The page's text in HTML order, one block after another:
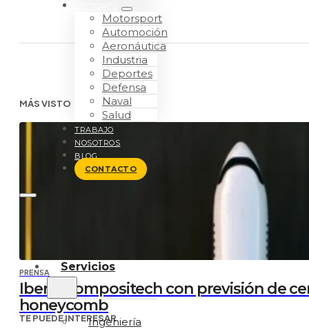
Motorsport
Automoción
Aeronáutica
Industria
Deportes
Defensa
Naval
Salud
TRABAJO
NOSOTROS
BLOG
CONTACTO
Servicios
Ingeniería
MÁS VISTO
PRENSA
Iberia Compositech con previsión de
honeycomb
TE PUEDE INTERESAR